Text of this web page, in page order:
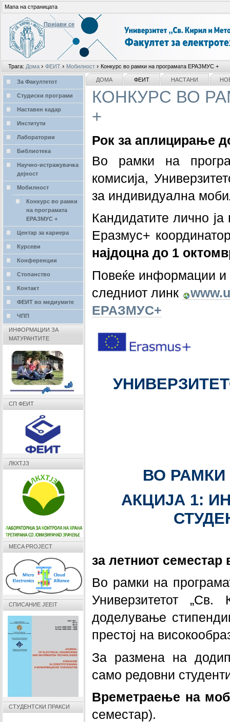
Лични
алати
Пријави се
Трага: Дома › ФЕИТ › Мобилност › Конкурс во рамки на програмата ЕРАЗМУС +
Мапа на страницата
делови
ДОМА ФЕИТ НАСТАНИ
КОНКУРС ВО
+
Рок за аплицирање
Во рамки на
комисија,
за индивидуална
Кандидатите лично
Еразмус+
најдоцнадо 1
Повеќе информации и
следниот линк
ЕРАЗМУС+
ВО РАМКИ
АКЦИЈА 1:
за летниот семестар
Во рамки на
Универзитетот
доделување
престој на
За размена на
само редовни
Времетраење на
семестар).
NAVIGATION
За Факултетот
Студиски програми
Наставен кадар
Институти
Лаборатории
Библиотека
Научно-истражувачка
дејност
Мобилност
Конкурс во рамки
на програмата
ЕРАЗМУС +
Центар за кариера
Курсеви
Конференции
Стопанство
Контакт
ФЕИТ во медиумите
ЧПП
ИНФОРМАЦИИ ЗА
МАТУРАНТИТЕ
СП ФЕИТ
ЛКХТЈЗ
MECA PROJECT
СПИСАНИЕ JEEIT
СТУДЕНТСКИ ПРАКСИ